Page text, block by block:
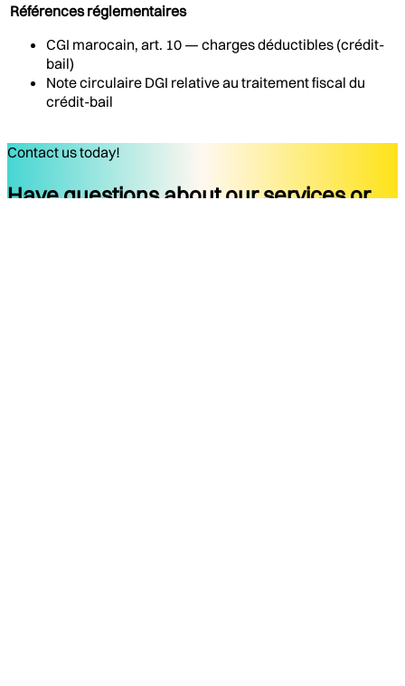
Références réglementaires
CGI marocain, art. 10 — charges déductibles (crédit-
bail)
Note circulaire DGI relative au traitement fiscal du
crédit-bail
Contact us today!
Have questions about our services or